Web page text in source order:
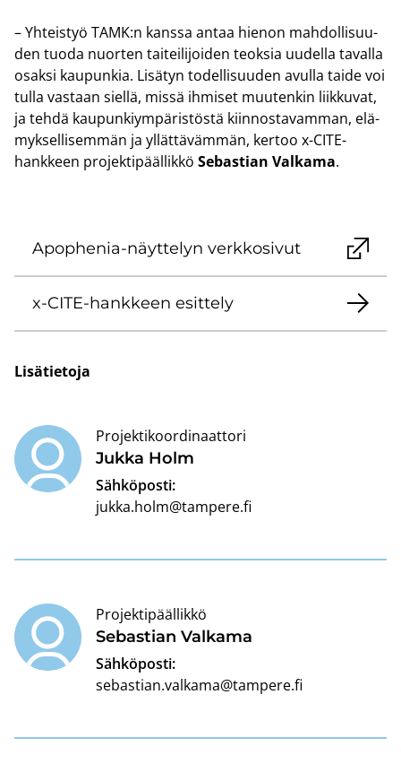
– Yh­teis­työ TAMK:n kans­sa antaa hie­non mah­dol­li­suu­
den tuoda nuor­ten tai­tei­li­joi­den teok­sia uu­del­la ta­val­la
osak­si kau­pun­kia. Li­sä­tyn to­del­li­suu­den avul­la taide voi
tulla vas­taan siel­lä, missä ih­mi­set muu­ten­kin liik­ku­vat,
ja tehdä kau­pun­kiym­pä­ris­tös­tä kiin­nos­ta­vam­man, elä­
myk­sel­li­sem­män ja yl­lät­tä­väm­män, ker­too x-​CITE-
hankkeen pro­jek­ti­pääl­lik­kö Se­bas­tian Val­ka­ma.
Apophenia-​näyttelyn verk­ko­si­vut
x-​CITE-hankkeen esit­te­ly
Li­sä­tie­to­ja
Jukka Holm
Projektikoordinaattori
Sähköposti:
jukka.holm@tampere.fi
Se­bas­tian Val­ka­ma
Projektipäällikkö
Sähköposti:
sebastian.valkama@tampere.fi